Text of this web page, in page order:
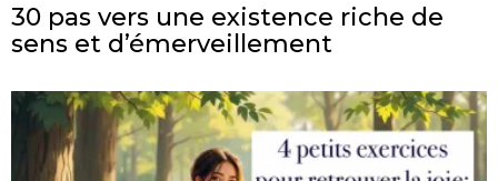
30 pas vers une existence riche de
sens et d’émerveillement